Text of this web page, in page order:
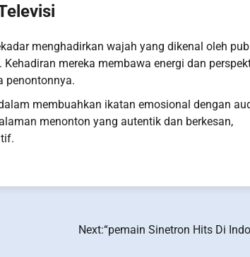
menghadirkan wajah yang dikenal oleh
mereka membawa energi dan
penontonnya.
membuahkan ikatan emosional dengan
menonton yang autentik dan berkesan,
Next:“pemain Sinetron Hits Di